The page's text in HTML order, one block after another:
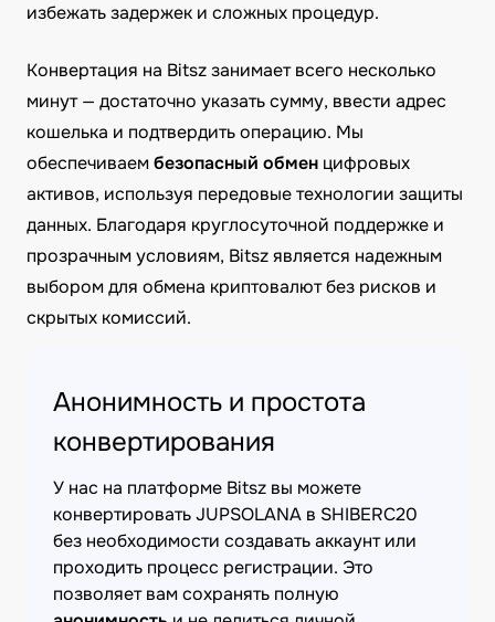
избежать задержек и сложных процедур.
Конвертация на Bitsz занимает всего несколько
минут — достаточно указать сумму, ввести адрес
кошелька и подтвердить операцию. Мы
обеспечиваембезопасный обмен цифровых
активов, используя передовые технологии защиты
данных. Благодаря круглосуточной поддержке и
прозрачным условиям, Bitsz является надежным
выбором для обмена криптовалют без рисков и
скрытых комиссий.
Анонимность и простота
конвертирования
У нас на платформе Bitsz вы можете
конвертировать JUPSOLANA в SHIBERC20
без необходимости создавать аккаунт или
проходить процесс регистрации. Это
позволяет вам сохранять полную